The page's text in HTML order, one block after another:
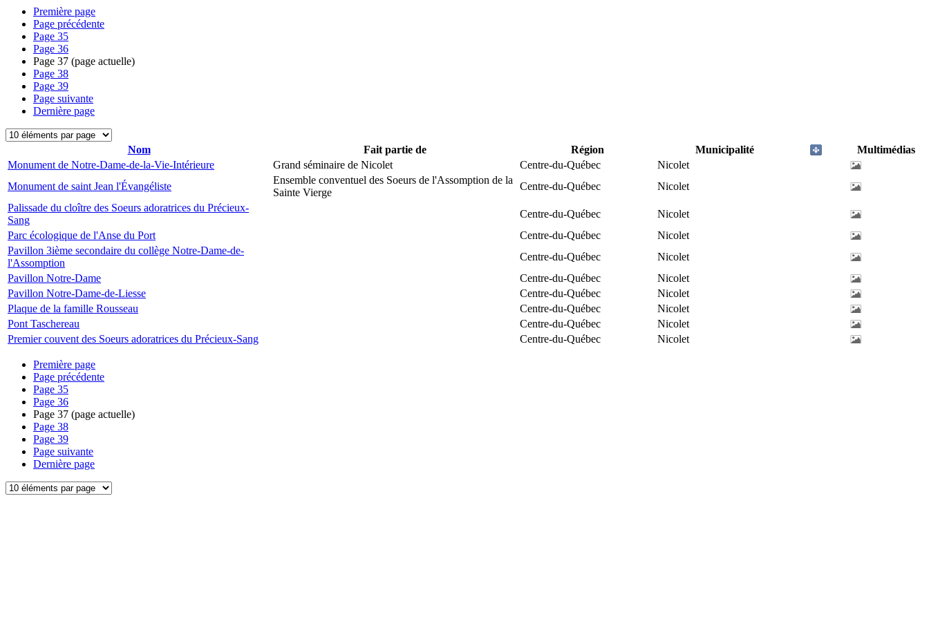
Première page
Page précédente
Page 35
Page 36
Page 37 (page actuelle)
Page 38
Page 39
Page suivante
Dernière page
Nom Fait partie de Région Municipalité
Multimédias
Monument de Notre-Dame-de-la-Vie-Intérieure
Grand séminaire de Nicolet Centre-du-Québec
Nicolet
Monument de saint Jean l'Évangéliste
Ensemble conventuel des Soeurs de l'Assomption de la
Sainte Vierge
Centre-du-Québec
Nicolet
Palissade du cloître des Soeurs adoratrices du Précieux-
Sang
Centre-du-Québec
Nicolet
Parc écologique de l'Anse du Port
Centre-du-Québec
Nicolet
Pavillon 3ième secondaire du collège Notre-Dame-de-
l'Assomption
Centre-du-Québec
Nicolet
Pavillon Notre-Dame
Centre-du-Québec
Nicolet
Pavillon Notre-Dame-de-Liesse
Centre-du-Québec
Nicolet
Plaque de la famille Rousseau
Centre-du-Québec
Nicolet
Pont Taschereau
Centre-du-Québec
Nicolet
Premier couvent des Soeurs adoratrices du Précieux-Sang
Centre-du-Québec Nicolet
Première page
Page précédente
Page 35
Page 36
Page 37 (page actuelle)
Page 38
Page 39
Page suivante
Dernière page